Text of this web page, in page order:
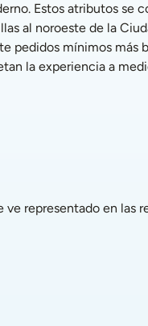
Estos atributos se
al noroeste de la
pedidos mínimos
la experiencia a